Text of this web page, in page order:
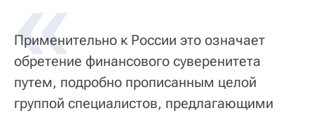
Применительно к России это означает
обретение финансового суверенитета
путем, подробно прописанным целой
группой специалистов, предлагающими